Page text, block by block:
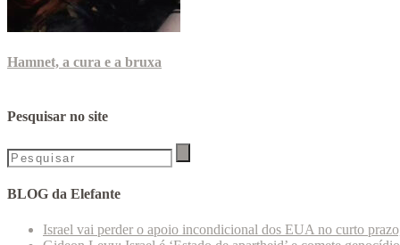
Hamnet, a cura e a bruxa
Pesquisar no site
BLOG da Elefante
Israel vai perder o apoio incondicional dos EUA no curto